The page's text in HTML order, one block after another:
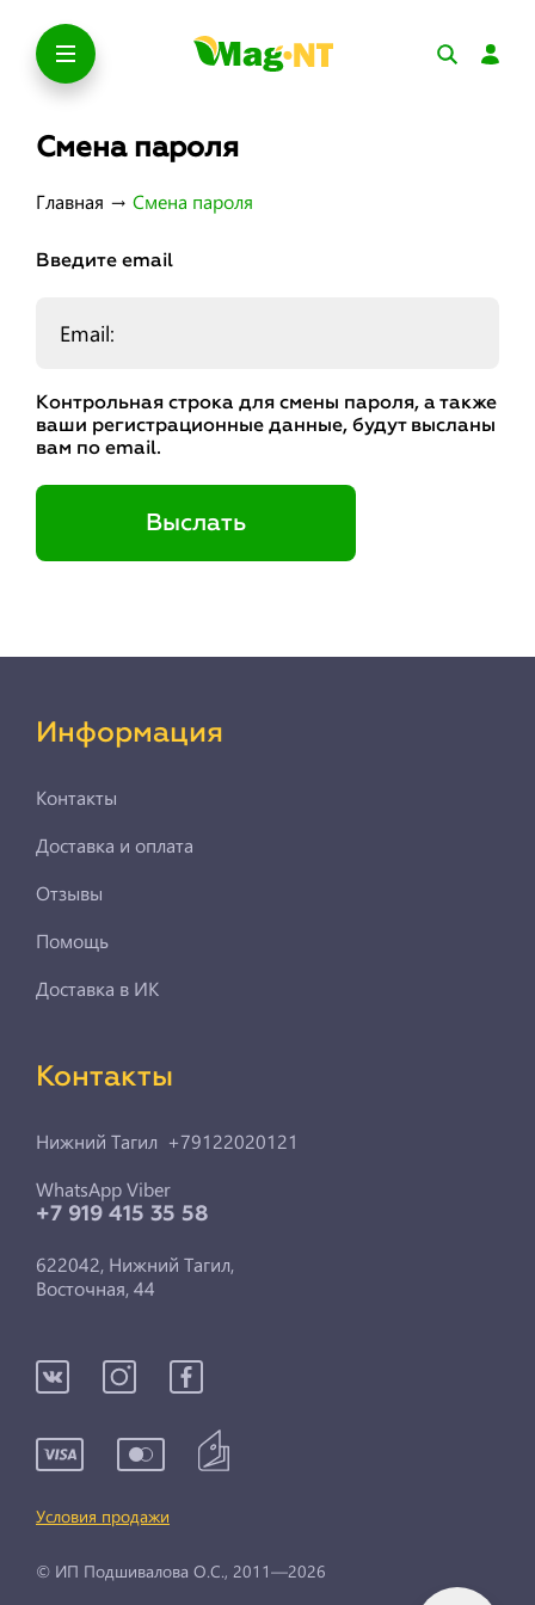
Смена пароля
Главная → Смена пароля
Введите email
Контрольная строка для смены пароля, а также
ваши регистрационные данные, будут высланы
вам по email.
Информация
Контакты
Доставка и оплата
Отзывы
Помощь
Доставка в ИК
Контакты
Нижний Тагил +79122020121
WhatsApp Viber
+7 919 415 35 58
622042, Нижний Тагил,
Восточная, 44
© ИП Подшивалова О.С., 2011—2026
Условия продажи